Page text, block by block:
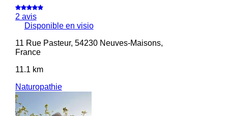
2 avis
Disponible en visio
11 Rue Pasteur, 54230 Neuves-Maisons,
France
11.1 km
Naturopathie